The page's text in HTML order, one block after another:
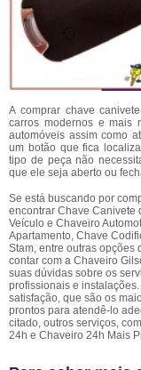
A comprar chave
carros modernos e mais
automóveis assim como
um botão que fica
tipo de peça não
que ele seja aberto ou
Se está buscando por
encontrar Chave Canivete
Veículo e Chaveiro
Apartamento, Chave
Stam, entre outras opções
contar com a Chaveiro
suas dúvidas sobre os
profissionais e
satisfação, que são os
prontos para atendê-lo
citado, outros serviços,
24h e Chaveiro 24h Mais